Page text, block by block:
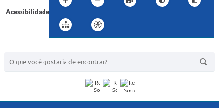
Acessibilidade